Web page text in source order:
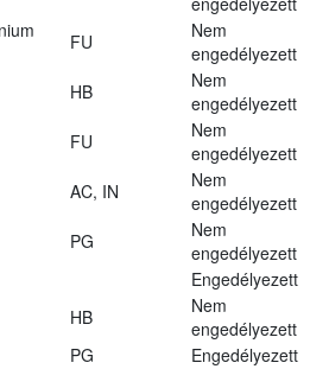
FU
Nem
engedélyezett
HB
Nem
engedélyezett
FU
Nem
engedélyezett
AC, IN
Nem
engedélyezett
PG
Nem
engedélyezett
Engedélyezett
HB
Nem
engedélyezett
PG Engedélyezett